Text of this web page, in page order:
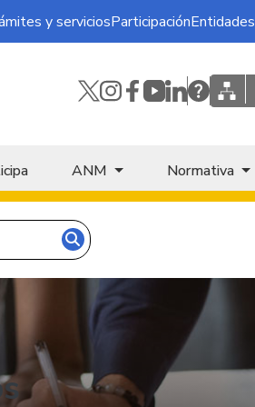
y serviciosParticipaciónEntidades
ANM Normativa